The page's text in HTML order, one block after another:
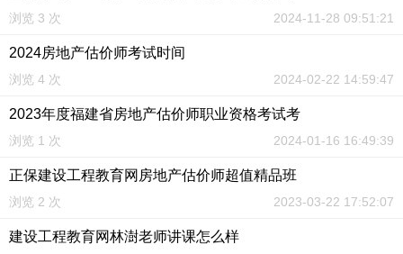
浏览 3 次 2024-11-28 09:51:21
2024房地产估价师考试时间
浏览 4 次 2024-02-22 14:59:47
2023年度福建省房地产估价师职业资格考试考
浏览 1 次 2024-01-16 16:49:39
正保建设工程教育网房地产估价师超值精品班
浏览 2 次 2023-03-22 17:52:07
建设工程教育网林澍老师讲课怎么样